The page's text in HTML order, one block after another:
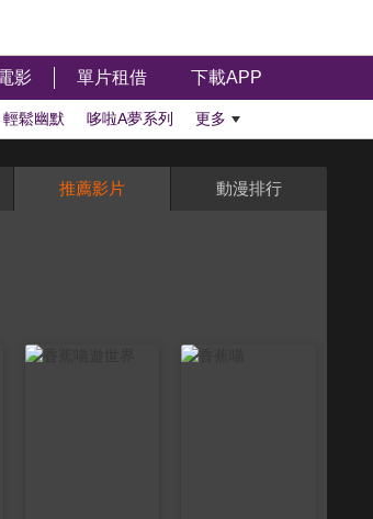
影 單片租借 下載APP
輕鬆幽默 哆啦A夢系列 更多
推薦影片 動漫排行